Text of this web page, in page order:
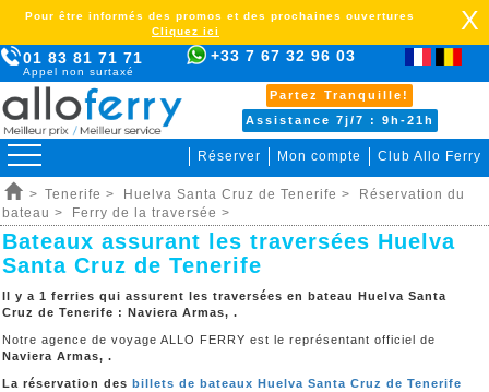
01 83 81 71 71
Appel non surtaxé
+33 7 67 32 96 03
Partez Tranquille!
Assistance 7j/7 : 9h-21h
Réserver Mon compte Club Allo Ferry
Pour être informés des promos et des prochaines ouvertures
Cliquez ici
X
> Tenerife > Huelva Santa Cruz de Tenerife >
Réservation du
bateau >
Ferry de la traversée >
Bateaux assurant les traversées Huelva
Santa Cruz de Tenerife
Il y a 1 ferries qui assurent les traversées en bateau Huelva Santa
Cruz de Tenerife : Naviera Armas, .
Notre agence de voyage ALLO FERRY est le représentant officiel de
Naviera Armas, .
La réservation des billets de bateaux Huelva Santa Cruz de Tenerife